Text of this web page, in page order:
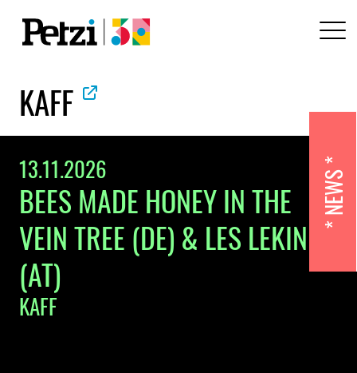
KAFF
13.11.2026
BEES MADE HONEY IN THE
VEIN TREE (DE) & LES LEKIN
(AT)
KAFF
NEWS